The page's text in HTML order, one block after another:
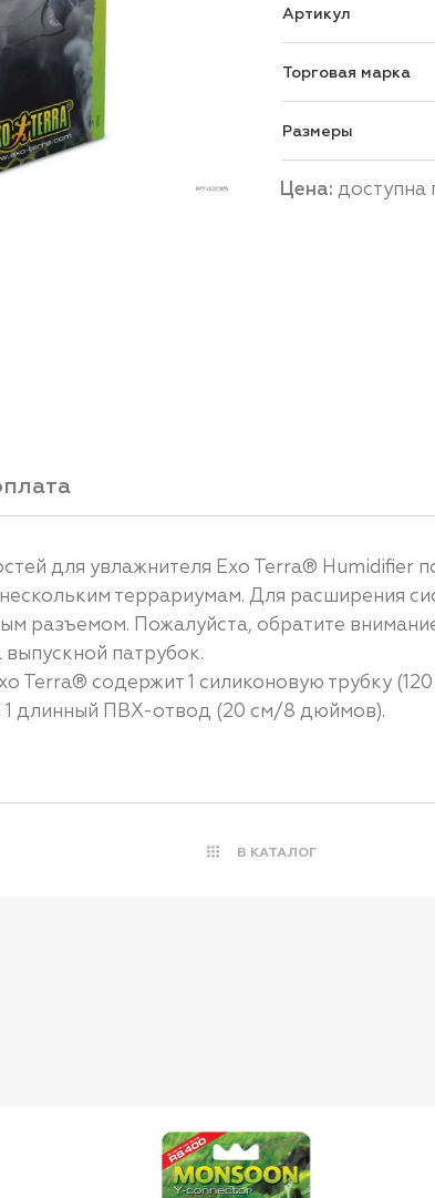
Артикул
Торговая марка
Размеры
Цена: доступна
для увлажнителя Exo Terra® Humidifier
террариумам. Для расширения
разъемом. Пожалуйста, обратите
патрубок.
Terra® содержит 1 силиконовую трубку
длинный ПВХ-отвод (20 см/8 дюймов).
В КАТАЛОГ